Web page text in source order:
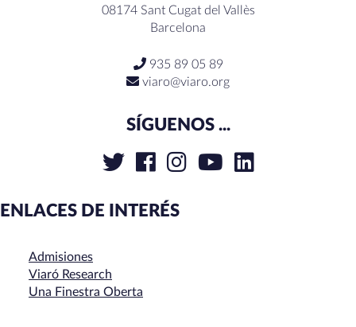
08174 Sant Cugat del Vallès
Barcelona
935 89 05 89
viaro@viaro.org
SÍGUENOS ...
ENLACES DE INTERÉS
Admisiones
Viaró Research
Una Finestra Oberta